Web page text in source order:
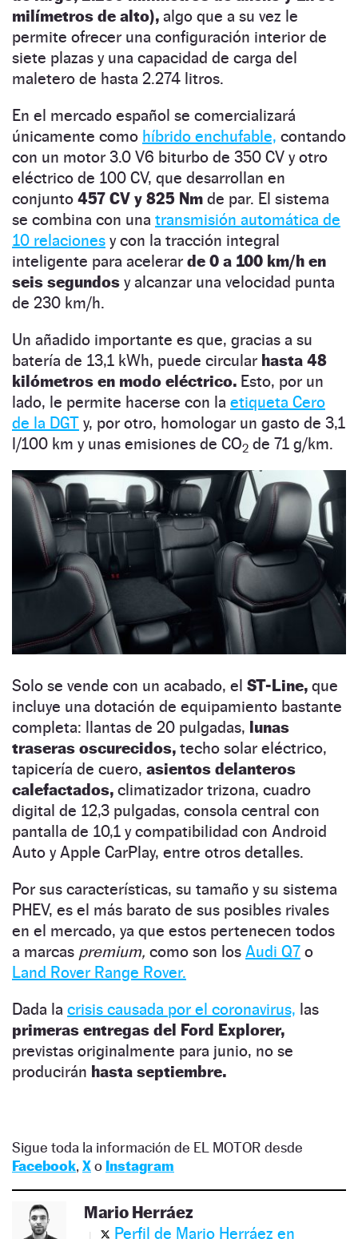
milímetros de alto), algo que a su vez le
permite ofrecer una configuración interior de
siete plazas y una capacidad de carga del
maletero de hasta 2.274 litros.
En el mercado español se comercializará
únicamente como híbrido enchufable, contando
con un motor 3.0 V6 biturbo de 350 CV y otro
eléctrico de 100 CV, que desarrollan en
conjunto 457 CV y 825 Nm de par. El sistema
se combina con una transmisión automática de
10 relaciones y con la tracción integral
inteligente para acelerar de 0 a 100 km/h en
seis segundos y alcanzar una velocidad punta
de 230 km/h.
Un añadido importante es que, gracias a su
batería de 13,1 kWh, puede circular hasta 48
kilómetros en modo eléctrico. Esto, por un
lado, le permite hacerse con la etiqueta Cero
de la DGT y, por otro, homologar un gasto de 3,1
l/100 km y unas emisiones de CO2 de 71 g/km.
Solo se vende con un acabado, el ST-Line, que
incluye una dotación de equipamiento bastante
completa: llantas de 20 pulgadas, lunas
traseras oscurecidos, techo solar eléctrico,
tapicería de cuero, asientos delanteros
calefactados, climatizador trizona, cuadro
digital de 12,3 pulgadas, consola central con
pantalla de 10,1 y compatibilidad con Android
Auto y Apple CarPlay, entre otros detalles.
Por sus características, su tamaño y su sistema
PHEV, es el más barato de sus posibles rivales
en el mercado, ya que estos pertenecen todos
a marcas premium, como son los Audi Q7 o
Land Rover Range Rover.
Dada la crisis causada por el coronavirus, las
primeras entregas del Ford Explorer,
previstas originalmente para junio, no se
producirán hasta septiembre.
Sigue toda la información de EL MOTOR desde
Facebook, Xo Instagram
Mario Herráez
Perfil de Mario Herráez en